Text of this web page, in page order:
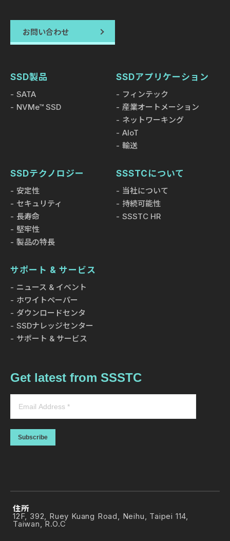
お問い合わせ
SSD製品
SATA
NVMe™ SSD
SSDアプリケーション
フィンテック
産業オートメーション
ネットワーキング
AIoT
輸送
SSDテクノロジー
安定性
セキュリティ
長寿命
堅牢性
製品の特長
SSSTCについて
当社について
持続可能性
SSSTC HR
サポート & サービス
ニュース & イベント
ホワイトペーパー
ダウンロードセンタ
SSDナレッジセンター
サポート & サービス
Get latest from SSSTC
Subscribe
住所
12F, 392, Ruey Kuang Road, Neihu, Taipei 114,
Taiwan, R.O.C